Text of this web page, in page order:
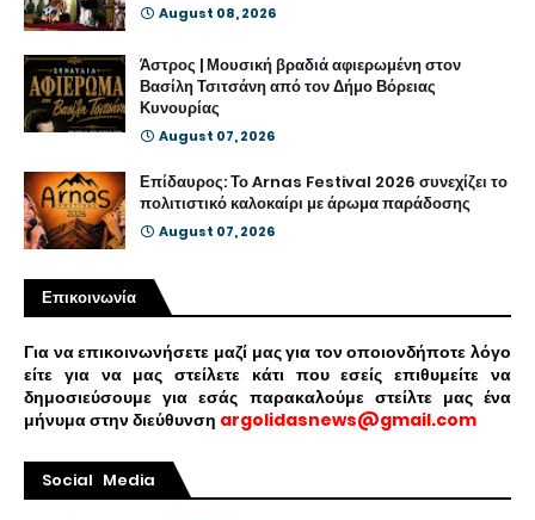
August 08, 2026
Άστρος | Μουσική βραδιά αφιερωμένη στον
Βασίλη Τσιτσάνη από τον Δήμο Βόρειας
Κυνουρίας
August 07, 2026
Επίδαυρος: Το Arnas Festival 2026 συνεχίζει το
πολιτιστικό καλοκαίρι με άρωμα παράδοσης
August 07, 2026
Επικοινωνία
Για να επικοινωνήσετε μαζί μας για τον οποιονδήποτε λόγο
είτε για να μας στείλετε κάτι που εσείς επιθυμείτε να
δημοσιεύσουμε για εσάς παρακαλούμε στείλτε μας ένα
μήνυμα στην διεύθυνση argolidasnews@gmail.com
Social Media